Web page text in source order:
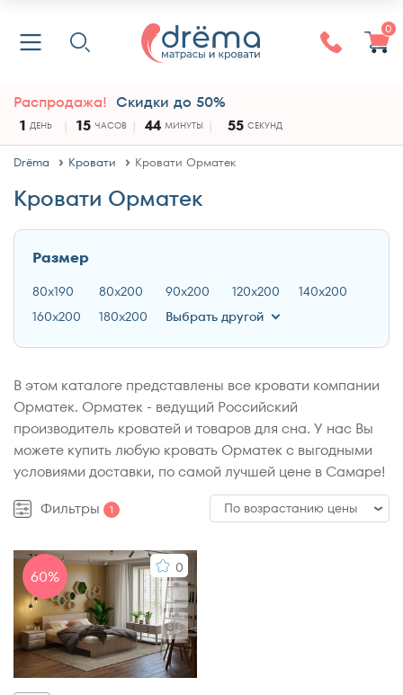
0
Распродажа! Скидки до 50%
1 ДЕНЬ 15 ЧАСОВ 44 МИНУТЫ 54 СЕКУНДЫ
Drёma Кровати Кровати Орматек
Кровати Орматек
Размер
80x190 80x200 90x200 120x200
140x200
160x200
180x200 Выбрать другой
В этом каталоге представлены все кровати компании
Орматек. Орматек - ведущий Российский
производитель кроватей и товаров для сна. У нас Вы
можете купить любую кровать Орматек с выгодными
условиями доставки, по самой лучшей цене в Самаре!
Фильтры
1 По возрастанию цены
60% 0